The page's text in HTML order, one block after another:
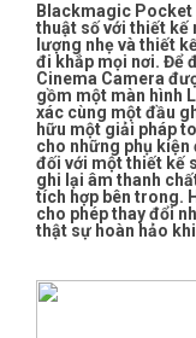
Blackmagic Pocket
thuật số với thiết kế
lượng nhẹ và thiết
đi khắp mọi nơi. Để
Cinema Camera
gồm một màn hình
xác cùng một đầu
hữu một giải pháp
cho những phụ
đối với một thiết kế
ghi lại âm thanh
tích hợp bên trong.
cho phép thay đổi
thật sự hoàn hảo